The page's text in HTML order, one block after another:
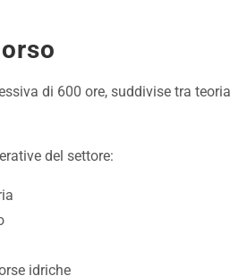
di 600 ore, suddivise tra teoria
del settore:
idriche